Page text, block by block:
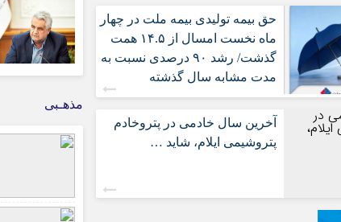
حق بیمه تولیدی بیمه ملت در چهار
ماه نخست امسال از ۱۴.۵ همت
گذشت/ رشد ۹۰ درصدی نسبت به
مدت مشابه سال گذشته
آخرین سال خادمی در پتروخادم
پتروشیمی ایلام، شاید …
مذهـبی